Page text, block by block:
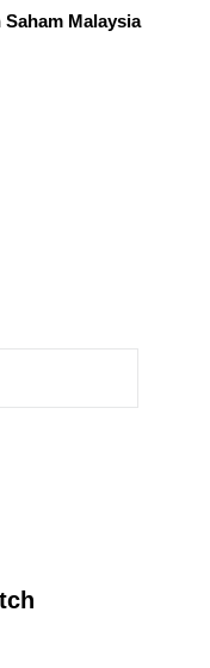
Malaysia